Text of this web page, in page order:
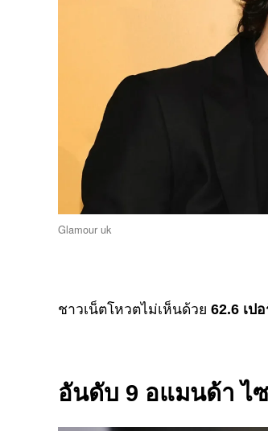
Glamour uk
ชาวเน็ตโหวตไม่เห็นด้วย 62.6 เป
อันดับ 9 อแมนด้า ไ